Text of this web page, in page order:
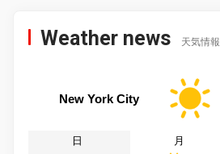
Weather news 天気情報
New York City
日 月